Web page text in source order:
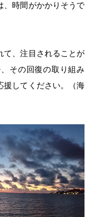
、時間がかかりそうで
て、注目されることが
その回復の取り組み
援してください。（海